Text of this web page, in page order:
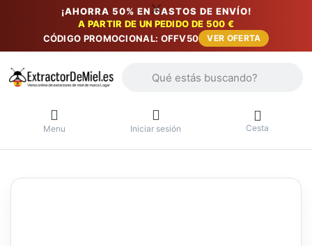
¡AHORRA 50% EN GASTOS DE ENVÍO!
A PARTIR DE UN PEDIDO DE 500 €
CÓDIGO PROMOCIONAL: OFFV50
VER OFERTA
Menu Iniciar sesión Cesta